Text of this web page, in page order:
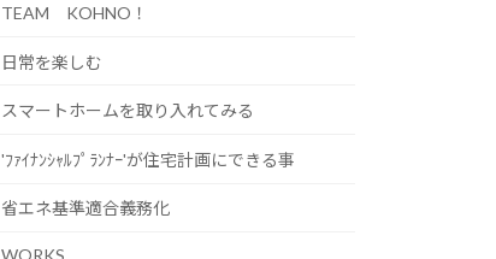
TEAM KOHNO！
日常を楽しむ
スマートホームを取り入れてみる
'ﾌｧｲﾅﾝｼｬﾙﾌﾟﾗﾝﾅｰ'が住宅計画にできる事
省エネ基準適合義務化
WORKS